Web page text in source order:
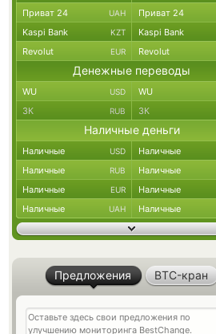
Приват 24 UAH Приват 24
Kaspi Bank KZT Kaspi Bank
Revolut EUR Revolut
Денежные переводы
WU USD WU
ЗК RUB ЗК
Наличные деньги
Наличные USD Наличные
Наличные RUB Наличные
Наличные EUR Наличные
Наличные UAH Наличные
Предложения BTC-кран